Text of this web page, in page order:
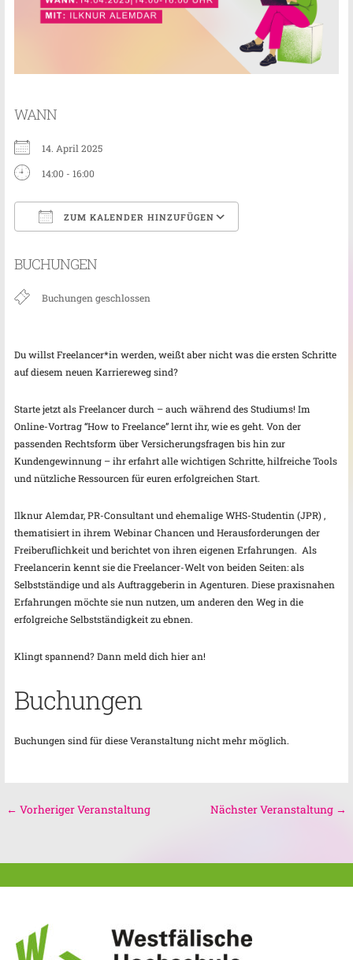
WANN
14. April 2025
14:00 - 16:00
ZUM KALENDER HINZUFÜGEN
BUCHUNGEN
Buchungen geschlossen
Du willst Freelancer*in werden, weißt aber nicht was die ersten Schritte
auf diesem neuen Karriereweg sind?
Starte jetzt als Freelancer durch – auch während des Studiums! Im
Online-Vortrag “How to Freelance” lernt ihr, wie es geht. Von der
passenden Rechtsform über Versicherungsfragen bis hin zur
Kundengewinnung – ihr erfahrt alle wichtigen Schritte, hilfreiche Tools
und nützliche Ressourcen für euren erfolgreichen Start.
Ilknur Alemdar, PR-Consultant und ehemalige WHS-Studentin (JPR) ,
thematisiert in ihrem Webinar Chancen und Herausforderungen der
Freiberuflichkeit und berichtet von ihren eigenen Erfahrungen. Als
Freelancerin kennt sie die Freelancer-Welt von beiden Seiten: als
Selbstständige und als Auftraggeberin in Agenturen. Diese praxisnahen
Erfahrungen möchte sie nun nutzen, um anderen den Weg in die
erfolgreiche Selbstständigkeit zu ebnen.
Klingt spannend? Dann meld dich hier an!
Buchungen
Buchungen sind für diese Veranstaltung nicht mehr möglich.
← Vorheriger Veranstaltung Nächster Veranstaltung →